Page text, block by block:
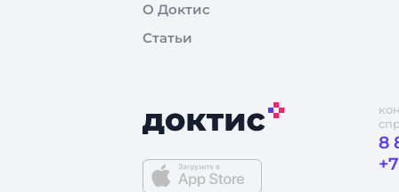
О Доктис
Статьи
8